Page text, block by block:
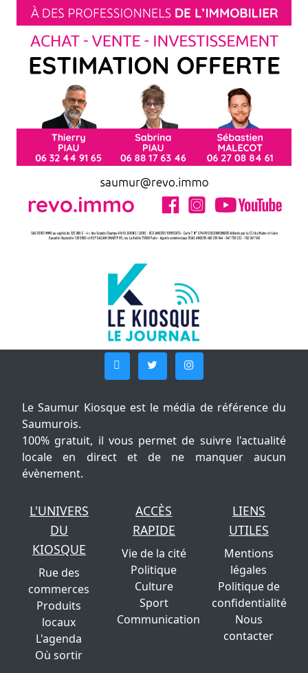
Le Saumur Kiosque est le média de référence du
Saumurois.
100% gratuit, il vous permet de suivre l'actualité
locale en direct et de ne manquer aucun
évènement.
L'UNIVERS
DU
KIOSQUE
Rue des
commerces
Produits
locaux
L'agenda
Où sortir
ACCÈS
RAPIDE
Vie de la cité
Politique
Culture
Sport
Communication
LIENS
UTILES
Mentions
légales
Politique de
confidentialité
Nous
contacter